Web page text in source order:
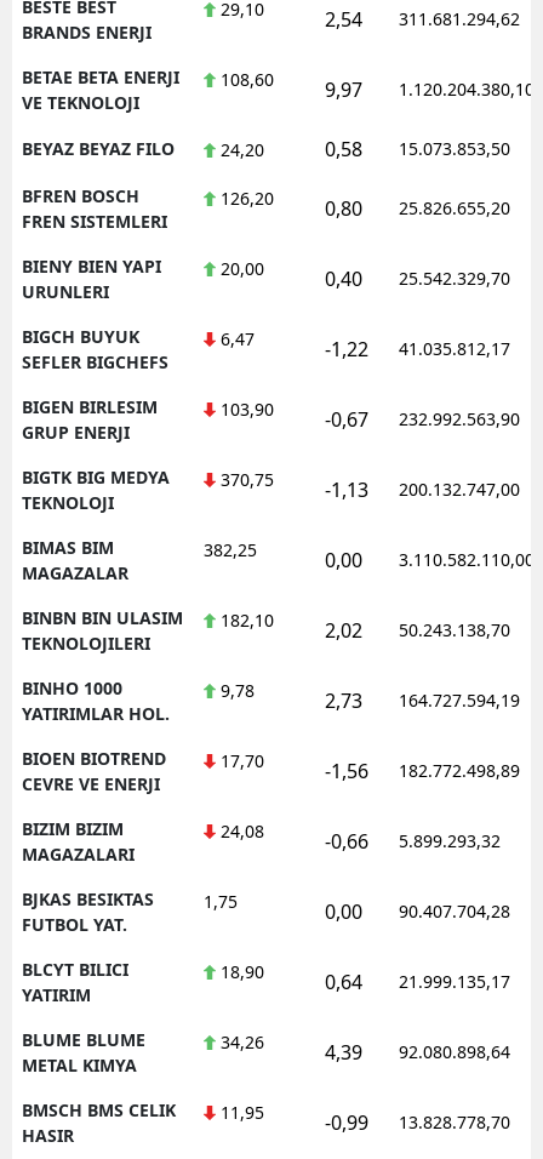
BESTE BEST
BRANDS ENERJI
29,10 2,54 311.681.294,62
BETAE BETA ENERJI
VE TEKNOLOJI
108,60 9,97 1.120.204.380,10
BEYAZ BEYAZ FILO 24,20 0,58 15.073.853,50
BFREN BOSCH
FREN SISTEMLERI
126,20 0,80 25.826.655,20
BIENY BIEN YAPI
URUNLERI
20,00 0,40 25.542.329,70
BIGCH BUYUK
SEFLER BIGCHEFS
6,47 -1,22 41.035.812,17
BIGEN BIRLESIM
GRUP ENERJI
103,90 -0,67 232.992.563,90
BIGTK BIG MEDYA
TEKNOLOJI
370,75 -1,13 200.132.747,00
BIMAS BIM
MAGAZALAR
382,25 0,00 3.110.582.110,00
BINBN BIN ULASIM
TEKNOLOJILERI
182,10 2,02 50.243.138,70
BINHO 1000
YATIRIMLAR HOL.
9,78 2,73 164.727.594,19
BIOEN BIOTREND
CEVRE VE ENERJI
17,70 -1,56 182.772.498,89
BIZIM BIZIM
MAGAZALARI
24,08 -0,66 5.899.293,32
BJKAS BESIKTAS
FUTBOL YAT.
1,75 0,00 90.407.704,28
BLCYT BILICI
YATIRIM
18,90 0,64 21.999.135,17
BLUME BLUME
METAL KIMYA
34,26 4,39 92.080.898,64
BMSCH BMS CELIK
HASIR
11,95 -0,99 13.828.778,70